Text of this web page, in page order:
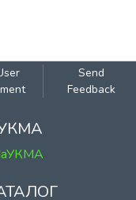
Send
Feedback